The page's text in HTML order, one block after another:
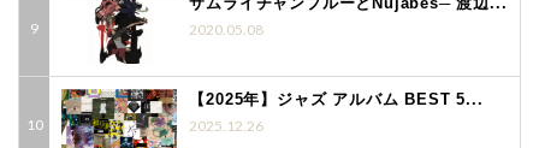
2020.05.08
【2025年】ジャズ アルバム BEST 5...
2025.12.26